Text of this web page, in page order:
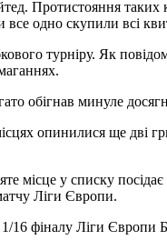
Протистояння таких
все одно скупили всі
турніру. Як
обігнав минуле
опинилися ще дві
місце у списку
Ліги Європи.
фіналу Ліги Європи